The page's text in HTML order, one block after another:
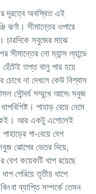
দূরত্বে অবস্থিত এই
ঝর্ণা। সীমান্তের ওপারে
সবুজের মাঝে
নো ম্যান্স ল্যান্ডে
তপ্ত বালু পার হয়ে
চোখে না দেখলে কেউ বিশ্বাস
সৌন্দর্য সম্মুখে আসে৷ সবুজ
পাহাড় বেয়ে নেমে
আর একটু এগোলেই
গা-বেয়ে বেশ
ঝোপের ভেতর দিয়ে,
বেশ কয়েকটি ধাপ রয়েছে
পেরিয়ে তৃতীয় ধাপে
ব্যাপ্তি সম্পর্কে তেমন